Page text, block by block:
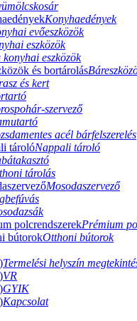
Konyhaedények
evőeszközök
eszközök
konyhai eszközök
és kert
szervező
acél bárfelszerelés
Nappali tároló
tárolás
Mosodaszervező
Prémium
Otthoni bútorok
Termelési helyszín
VR
GYIK
Kapcsolat